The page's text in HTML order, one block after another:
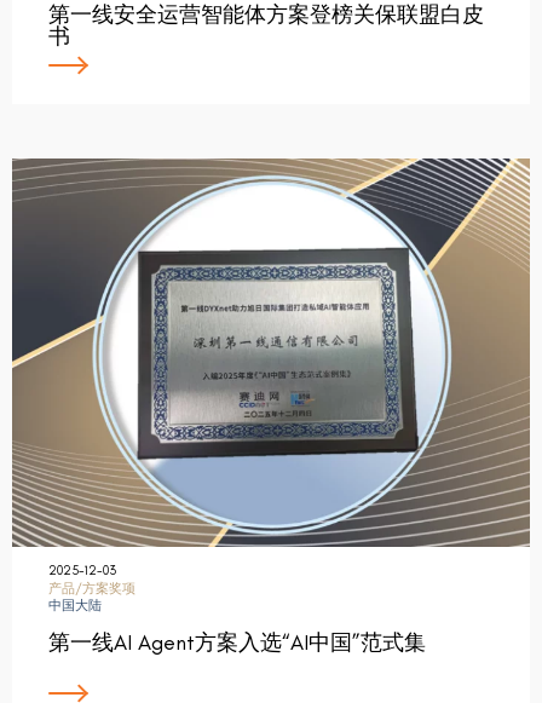
第一线安全运营智能体方案登榜关保联盟白皮
书
2025-12-03
产品/方案奖项
中国大陆
第一线AI Agent方案入选“AI中国”范式集